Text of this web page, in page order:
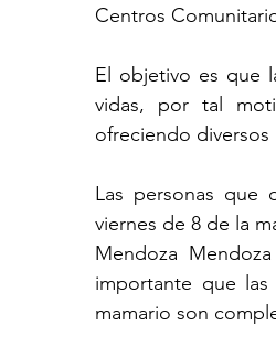
Centros
El objetivo es que
vidas, por tal
ofreciendo
Las personas que
viernes de 8 de la
Mendoza
importante que
mamario son